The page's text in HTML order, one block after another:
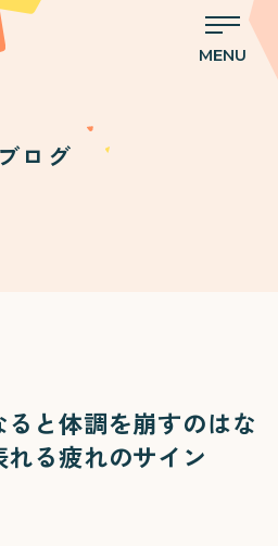
MENU
ブログ
と体調を崩すのはな
る疲れのサイン